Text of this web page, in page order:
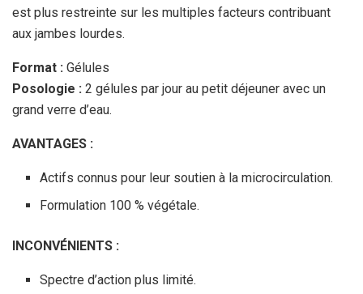
est plus restreinte sur les multiples facteurs contribuant
aux jambes lourdes.
Format : Gélules
Posologie : 2 gélules par jour au petit déjeuner avec un
grand verre d’eau.
AVANTAGES :
Actifs connus pour leur soutien à la microcirculation.
Formulation 100 % végétale.
INCONVÉNIENTS :
Spectre d’action plus limité.